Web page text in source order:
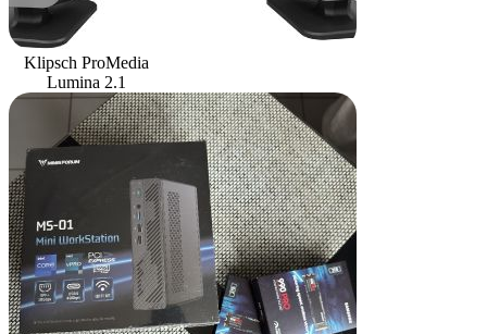
Klipsch ProMedia
Lumina 2.1